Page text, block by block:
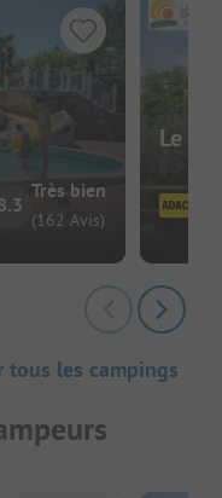
Très bien
(162 Avis)
Le
tous les campings